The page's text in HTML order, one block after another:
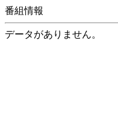
番組情報
データがありません。